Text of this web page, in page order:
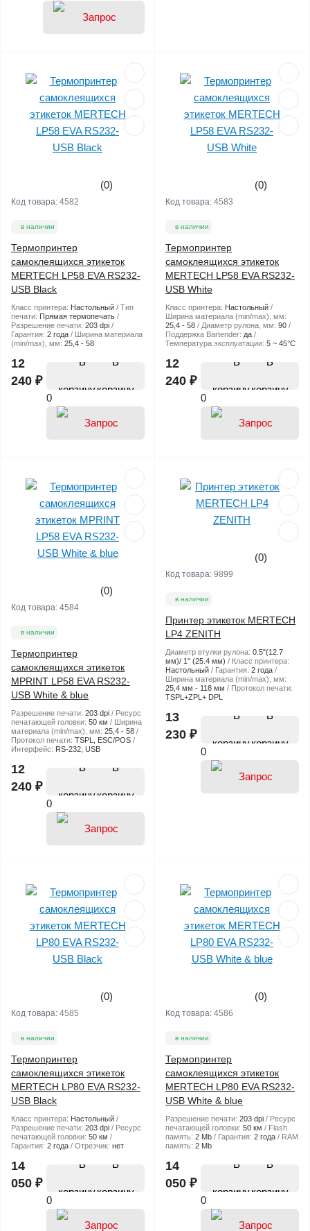
(0)
Код товара: 4582
в наличии
Термопринтер
самоклеящихся этикеток
MERTECH LP58 EVA RS232-
USB Black
Класс принтера: Настольный
Тип
печати: Прямая термопечать
Разрешение печати: 203 dpi
Гарантия: 2 года
Ширина материала
(min/max), мм: 25,4 - 58
12
240 ₽
В
корзину
0
(0)
Код товара: 4583
в наличии
Термопринтер
самоклеящихся этикеток
MERTECH LP58 EVA RS232-
USB White
Класс принтера: Настольный
Ширина материала (min/max), мм:
25,4 - 58
Диаметр рулона, мм: 90
Поддержка Bartender: да
Температура эксплуатации: 5 ~ 45°C
12
240 ₽
В
корзину
0
(0)
Код товара: 4584
в наличии
Термопринтер
самоклеящихся этикеток
MPRINT LP58 EVA RS232-
USB White & blue
Разрешение печати: 203 dpi
Ресурс
печатающей головки: 50 км
Ширина
материала (min/max), мм: 25,4 - 58
Протокол печати: TSPL, ESC/POS
Интерфейс: RS-232; USB
12
240 ₽
В
корзину
0
(0)
Код товара: 9899
в наличии
Принтер этикеток MERTECH
LP4 ZENITH
Диаметр втулки рулона: 0.5"(12.7
мм)/ 1" (25.4 мм)
Класс принтера:
Настольный
Гарантия: 2 года
Ширина материала (min/max), мм:
25,4 мм - 118 мм
Протокол печати:
TSPL+ZPL+ DPL
13
230 ₽
В
корзину
0
(0)
Код товара: 4585
в наличии
Термопринтер
самоклеящихся этикеток
MERTECH LP80 EVA RS232-
USB Black
Класс принтера: Настольный
Разрешение печати: 203 dpi
Ресурс
печатающей головки: 50 км
Гарантия: 2 года Отрезчик: нет
14
050 ₽
В
корзину
0
(0)
Код товара: 4586
в наличии
Термопринтер
самоклеящихся этикеток
MERTECH LP80 EVA RS232-
USB White & blue
Разрешение печати: 203 dpi
Ресурс
печатающей головки: 50 км
Flash
память: 2 Mb Гарантия: 2 года
RAM
память: 2 Mb
14
050 ₽
В
корзину
0